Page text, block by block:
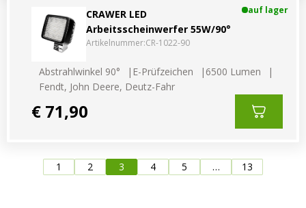
CRAWER LED
Arbeitsscheinwerfer 55W/90°
Artikelnummer:CR-1022-90
auf lager
Abstrahlwinkel 90° E-Prüfzeichen
6500 Lumen
Fendt, John Deere, Deutz-Fahr
€ 71,90
1 2 3 4 5 … 13